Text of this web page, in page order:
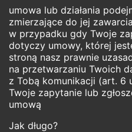
umowa lub działania
zmierzające do jej
w przypadku gdy Twoje
dotyczy umowy, której
stroną nasz prawnie
na przetwarzaniu Twoich
z Tobą komunikacji (art. 6
Twoje zapytanie lub
umową
Jak długo?